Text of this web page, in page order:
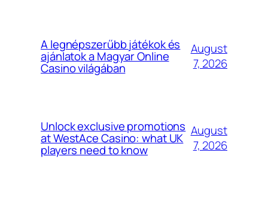
A legnépszerűbb játékok és
ajánlatok a Magyar Online
Casino világában
August
7, 2026
Unlock exclusive promotions
at WestAce Casino: what UK
players need to know
August
7, 2026